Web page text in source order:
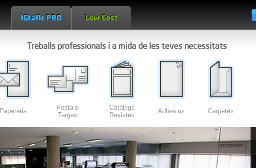
Treballs professionals i a mida de les teves necessitats
Papereria
Postals
Targes
Catàlegs
Revistes
Adhesius Carpetes